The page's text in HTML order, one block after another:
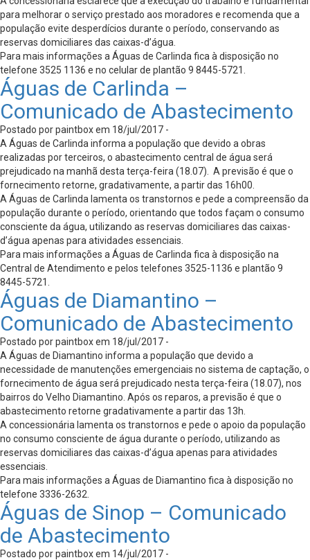
para melhorar o serviço prestado aos moradores e recomenda que a
população evite desperdícios durante o período, conservando as
reservas domiciliares das caixas-d’água.
Para mais informações a Águas de Carlinda fica à disposição no
telefone 3525 1136 e no celular de plantão 9 8445-5721.
Águas de Carlinda –
Comunicado de Abastecimento
Postado por paintbox em 18/jul/2017 -
A Águas de Carlinda informa a população que devido a obras
realizadas por terceiros, o abastecimento central de água será
prejudicado na manhã desta terça-feira (18.07). A previsão é que o
fornecimento retorne, gradativamente, a partir das 16h00.
A Águas de Carlinda lamenta os transtornos e pede a compreensão da
população durante o período, orientando que todos façam o consumo
consciente da água, utilizando as reservas domiciliares das caixas-
d’água apenas para atividades essenciais.
Para mais informações a Águas de Carlinda fica à disposição na
Central de Atendimento e pelos telefones 3525-1136 e plantão 9
8445-5721.
Águas de Diamantino –
Comunicado de Abastecimento
Postado por paintbox em 18/jul/2017 -
A Águas de Diamantino informa a população que devido a
necessidade de manutenções emergenciais no sistema de captação, o
fornecimento de água será prejudicado nesta terça-feira (18.07), nos
bairros do Velho Diamantino. Após os reparos, a previsão é que o
abastecimento retorne gradativamente a partir das 13h.
A concessionária lamenta os transtornos e pede o apoio da população
no consumo consciente de água durante o período, utilizando as
reservas domiciliares das caixas-d’água apenas para atividades
essenciais.
Para mais informações a Águas de Diamantino fica à disposição no
telefone 3336-2632.
Águas de Sinop – Comunicado
de Abastecimento
Postado por paintbox em 14/jul/2017 -